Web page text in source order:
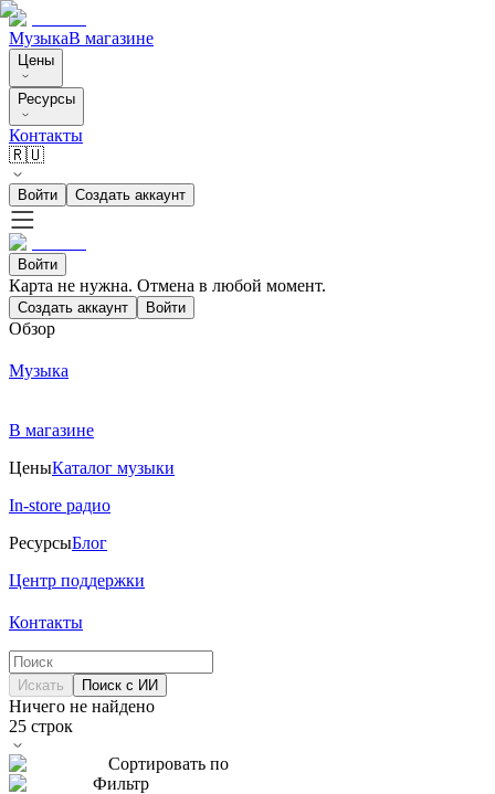
МузыкаВ магазине
Цены
Ресурсы
Контакты
🇷🇺
Войти Создать аккаунт
Войти
Карта не нужна. Отмена в любой момент.
Создать аккаунт Войти
Обзор
Музыка
В магазине
ЦеныКаталог музыки
In-store радио
РесурсыБлог
Центр поддержки
Контакты
Искать Поиск с ИИ
Ничего не найдено
25 строк
Сортировать по
Фильтр